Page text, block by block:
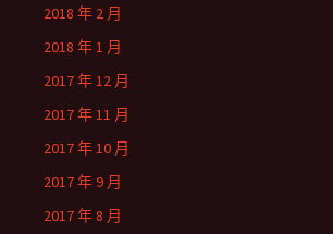
2018 年 2 月
2018 年 1 月
2017 年 12 月
2017 年 11 月
2017 年 10 月
2017 年 9 月
2017 年 8 月